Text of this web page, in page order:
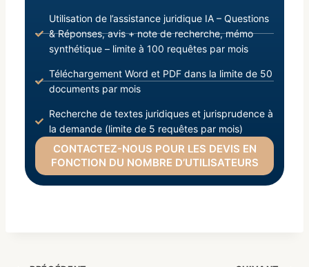
Utilisation de l’assistance juridique IA – Questions
& Réponses, avis + note de recherche, mémo
synthétique – limite à 100 requêtes par mois
Téléchargement Word et PDF dans la limite de 50
documents par mois
Recherche de textes juridiques et jurisprudence à
la demande (limite de 5 requêtes par mois)
CONTACTEZ-NOUS POUR LES DEVIS EN
FONCTION DU NOMBRE D’UTILISATEURS